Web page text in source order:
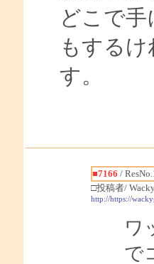
どこで
もする
す。
■7166 /
□投稿者/
http://https://
ワ
で